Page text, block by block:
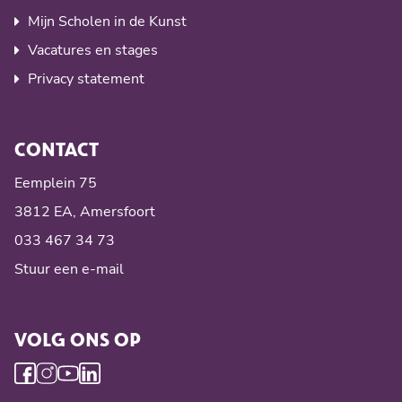
Mijn Scholen in de Kunst
Vacatures en stages
Privacy statement
CONTACT
Eemplein 75
3812 EA, Amersfoort
033 467 34 73
Stuur een e-mail
VOLG ONS OP